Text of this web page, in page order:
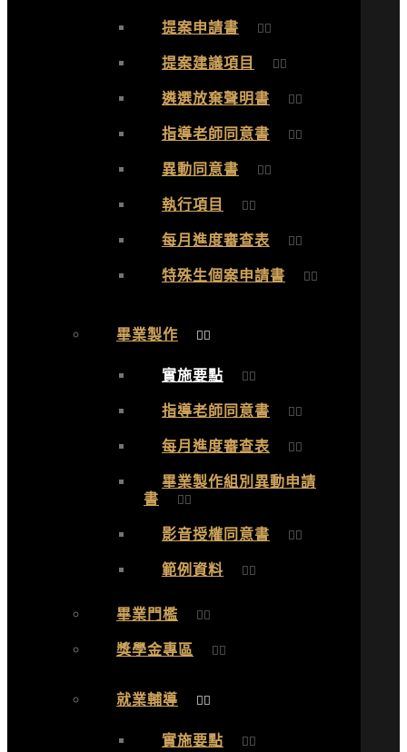
提案申請書
提案建議項目
遴選放棄聲明書
指導老師同意書
異動同意書
執行項目
每月進度審查表
特殊生個案申請書
畢業製作
實施要點
指導老師同意書
每月進度審查表
畢業製作組別異動申請
書
影音授權同意書
範例資料
畢業門檻
獎學金專區
就業輔導
實施要點